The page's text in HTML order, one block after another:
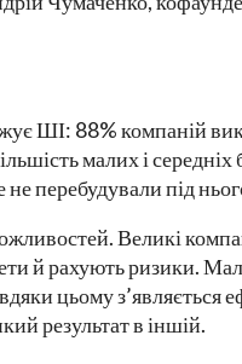
ШІ: 88% компаній
малих і середніх
перебудували під
Великі
й рахують ризики.
цьому з’являється
результат в іншій.